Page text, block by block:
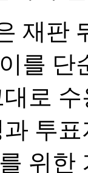
재판
를 단
로
투
위한